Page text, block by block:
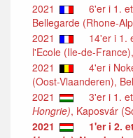
2021
6'er i 1.
Bellegarde (Rhone-
2021
14'er i 1.
l'Ecole (Ile-de-
2021
4'er i
(Oost-Vlaanderen),
2021
3'er i 1.
Hongrie), Kaposvár
2021
1'er i 2.